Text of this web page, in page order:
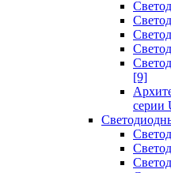
[9]
серии